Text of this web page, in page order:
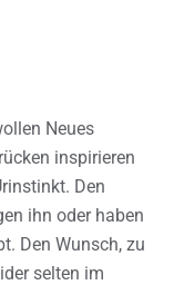
Neues
inspirieren
Den
ihn oder haben
Den Wunsch, zu
selten im